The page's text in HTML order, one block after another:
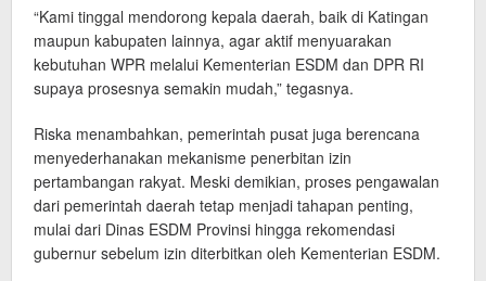
“Kami tinggal mendorong kepala daerah, baik di Katingan
maupun kabupaten lainnya, agar aktif menyuarakan
kebutuhan WPR melalui Kementerian ESDM dan DPR RI
supaya prosesnya semakin mudah,” tegasnya.
Riska menambahkan, pemerintah pusat juga berencana
menyederhanakan mekanisme penerbitan izin
pertambangan rakyat. Meski demikian, proses pengawalan
dari pemerintah daerah tetap menjadi tahapan penting,
mulai dari Dinas ESDM Provinsi hingga rekomendasi
gubernur sebelum izin diterbitkan oleh Kementerian ESDM.